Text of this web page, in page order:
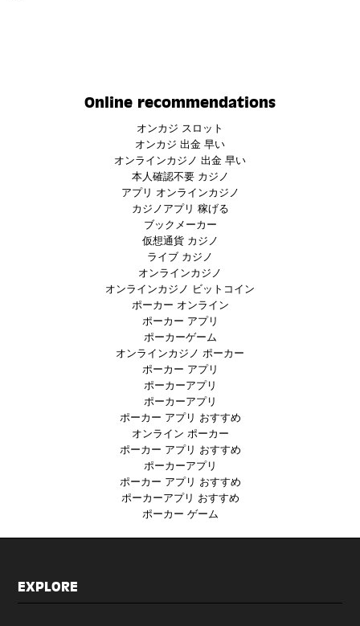
Online recommendations
オンカジ スロット
オンカジ 出金 早い
オンラインカジノ 出金 早い
本人確認不要 カジノ
アプリ オンラインカジノ
カジノアプリ 稼げる
ブックメーカー
仮想通貨 カジノ
ライブ カジノ
オンラインカジノ
オンラインカジノ ビットコイン
ポーカー オンライン
ポーカー アプリ
ポーカーゲーム
オンラインカジノ ポーカー
ポーカー アプリ
ポーカーアプリ
ポーカーアプリ
ポーカー アプリ おすすめ
オンライン ポーカー
ポーカー アプリ おすすめ
ポーカーアプリ
ポーカー アプリ おすすめ
ポーカーアプリ おすすめ
ポーカー ゲーム
EXPLORE